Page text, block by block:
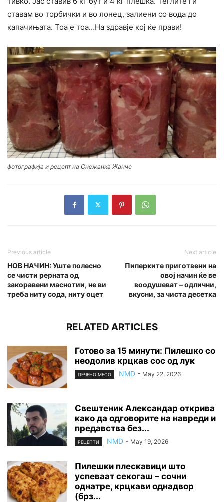
ставам во торбички и во лонец, залиени со вода до
капачињата. Тоа е тоа…На здравје кој ќе прави!
фотографија и рецепт на Снежанка Жанче
Previous article
НОВ НАЧИН: Уште полесно
се чисти рерната од
закоравени маснотии, не ви
треба ниту сода, ниту оцет
Next article
Пиперките приготвени на
овој начин ќе ве
воодушеват – одлични,
вкусни, за чиста десетка
RELATED ARTICLES
Готово за 15 минути: Пилешко со
неодолив крцкав сос од лук
ПЕЧЕНО МЕСО NMD - May 22, 2026
Свештеник Александар открива
како да одговорите на навреди и
предавства без...
РЕЦЕПТИ NMD - May 19, 2026
Пилешки плескавици што
успеваат секогаш – сочни
однатре, крцкави однадвор
(брз...